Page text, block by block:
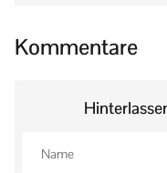
Kommentare